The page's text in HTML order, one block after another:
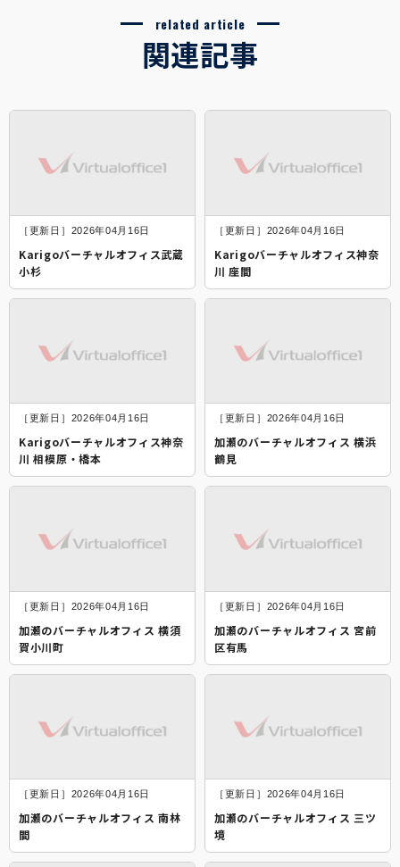
related article
関連記事
［更新日］2026年04月16日
Karigoバーチャルオフィス武蔵
小杉
［更新日］2026年04月16日
Karigoバーチャルオフィス神奈
川 座間
［更新日］2026年04月16日
Karigoバーチャルオフィス神奈
川 相模原・橋本
［更新日］2026年04月16日
加瀬のバーチャルオフィス 横浜
鶴見
［更新日］2026年04月16日
加瀬のバーチャルオフィス 横須
賀小川町
［更新日］2026年04月16日
加瀬のバーチャルオフィス 宮前
区有馬
［更新日］2026年04月16日
加瀬のバーチャルオフィス 南林
間
［更新日］2026年04月16日
加瀬のバーチャルオフィス 三ツ
境